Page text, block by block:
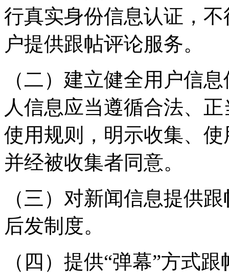
行真实身份信息认证，
户提供跟帖评论服务。
（二）建立健全用户信
人信息应当遵循合法、
使用规则，明示收集、
并经被收集者同意。
（三）对新闻信息提供
后发制度。
（四）提供“弹幕”方式